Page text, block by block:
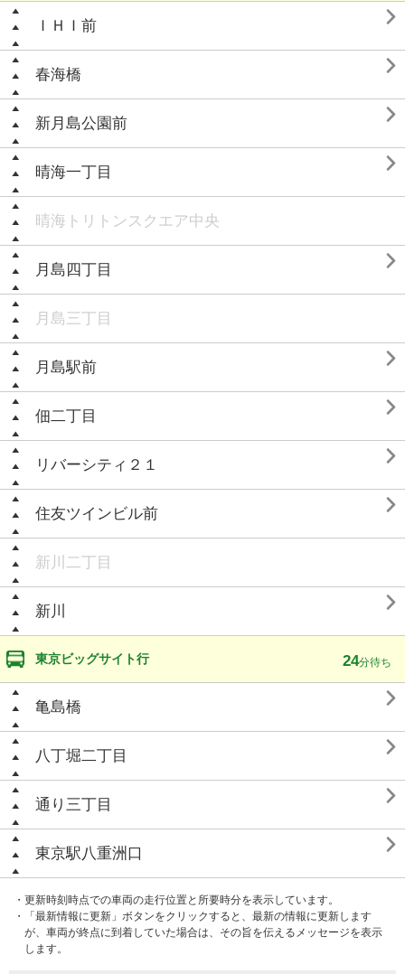
ＩＨＩ前 
春海橋 
新月島公園前 
晴海一丁目 
晴海トリトンスクエア中央
月島四丁目 
月島三丁目
月島駅前 
佃二丁目 
リバーシティ２１ 
住友ツインビル前 
新川二丁目
新川 
東京ビッグサイト行 24分待ち
亀島橋 
八丁堀二丁目 
通り三丁目 
東京駅八重洲口 
・更新時刻時点での車両の走行位置と所要時分を表示しています。
・「最新情報に更新」ボタンをクリックすると、最新の情報に更新します
が、車両が終点に到着していた場合は、その旨を伝えるメッセージを表示
します。